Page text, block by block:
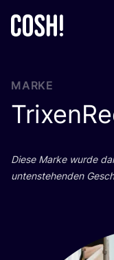
MARKE
Die­se Mar­ke wur­de
unten­ste­hen­den